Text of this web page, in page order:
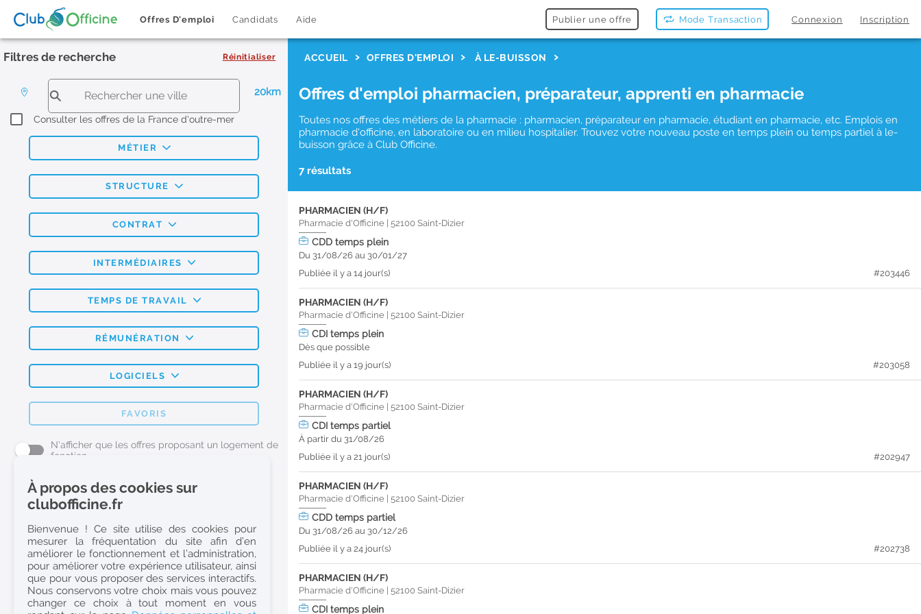
Offres D'emploi Candidats Aide Publier une offre Mode Transaction Connexion Inscription
Filtres de recherche Réinitialiser
20km
Consulter les offres de la France d'outre-mer
MÉTIER
STRUCTURE
CONTRAT
INTERMÉDIAIRES
TEMPS DE TRAVAIL
RÉMUNÉRATION
LOGICIELS
FAVORIS
N'afficher que les offres proposant un logement de
fonction
L'emploi Pharmacie par métier
Pharmacien (H/F)
Préparateur en Pharmacie (H/F)
Etudiant en Pharmacie (H/F)
Etudiant en Pharmacie 6e année validée (H/F)
Conseiller Dermo Cosmetique - Esthéticienne (H/F)
ACCUEIL OFFRES D'EMPLOI À LE-BUISSON
Offres d'emploi pharmacien, préparateur, apprenti en pharmacie
Toutes nos offres des métiers de la pharmacie : pharmacien, préparateur en pharmacie, étudiant en pharmacie, etc. Emplois en
pharmacie d'officine, en laboratoire ou en milieu hospitalier. Trouvez votre nouveau poste en temps plein ou temps partiel à le-
buisson grâce à Club Officine.
7 résultats
PHARMACIEN (H/F)
Pharmacie d'Officine |52100Saint-Dizier
CDDtemps plein
Du 31/08/26 au 30/01/27
Publiée il y a 14 jour(s)
#203446
PHARMACIEN (H/F)
Pharmacie d'Officine |52100Saint-Dizier
CDItemps plein
Dès que possible
Publiée il y a 19 jour(s)
#203058
PHARMACIEN (H/F)
Pharmacie d'Officine |52100Saint-Dizier
CDItemps partiel
À partir du 31/08/26
Publiée il y a 21 jour(s)
#202947
PHARMACIEN (H/F)
Pharmacie d'Officine |52100Saint-Dizier
CDDtemps partiel
Du 31/08/26 au 30/12/26
Publiée il y a 24 jour(s)
#202738
PHARMACIEN (H/F)
Pharmacie d'Officine |52100Saint-Dizier
CDItemps plein
À propos des cookies sur
clubofficine.fr
Bienvenue ! Ce site utilise des cookies pour
mesurer la fréquentation du site afin d’en
améliorer le fonctionnement et l’administration,
pour améliorer votre expérience utilisateur, ainsi
que pour vous proposer des services interactifs.
Nous conservons votre choix mais vous pouvez
changer ce choix à tout moment en vous